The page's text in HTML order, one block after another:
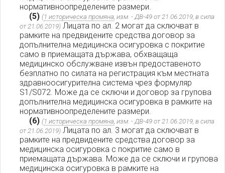
нормативноопределените размери.
(5) (1 историческа промяна, изм. - ДВ-49 от 21.06.2019, в сила
от 21.06.2019) Лицата по ал. 2 могат да сключват в
рамките на предвидените средства договор за
допълнителна медицинска осигуровка с покритие
само в приемащата държава, обхващаща
медицинско обслужване извън предоставеното
безплатно по силата на регистрация към местната
здравноосигурителна система чрез формуляр
S1/S072. Може да се сключи и договор за групова
допълнителна медицинска осигуровка в рамките на
нормативноопределените размери.
(6) (1 историческа промяна, изм. - ДВ-49 от 21.06.2019, в сила
от 21.06.2019) Лицата по ал. 3 могат да сключват в
рамките на предвидените средства договор за
медицинска осигуровка с покритие само в
приемащата държава. Може да се сключи и групова
медицинска осигуровка в рамките на